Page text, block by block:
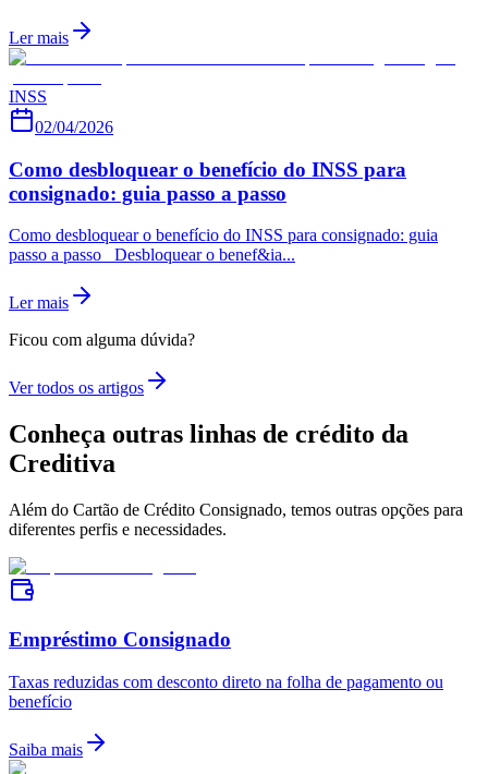
Ler mais
INSS
02/04/2026
Como desbloquear o benefício do INSS para
consignado: guia passo a passo
Como desbloquear o benefício do INSS para consignado: guia
passo a passo Desbloquear o benef&ia...
Ler mais
Ficou com alguma dúvida?
Ver todos os artigos
Conheça outras linhas de crédito da
Creditiva
Além do Cartão de Crédito Consignado, temos outras opções para
diferentes perfis e necessidades.
Empréstimo Consignado
Taxas reduzidas com desconto direto na folha de pagamento ou
benefício
Saiba mais